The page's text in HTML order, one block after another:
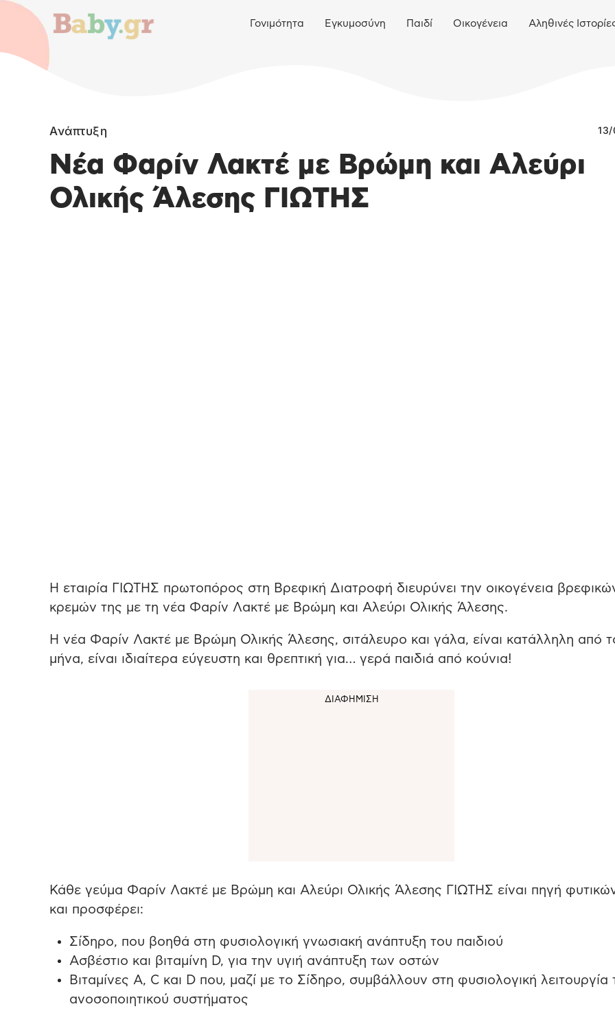
Γονιμότητα Εγκυμοσύνη Παιδί Οικογένεια Αληθινές
Ανάπτυξη
Nέα Φαρίν Λακτέ με Βρώμη και Αλεύρι
Ολικής Άλεσης ΓΙΩΤΗΣ
Η εταιρία ΓΙΩΤΗΣ πρωτοπόρος στη Βρεφική Διατροφή διευρύνει την οικογένεια
κρεμών της με τη νέα Φαρίν Λακτέ με Βρώμη και Αλεύρι Ολικής Άλεσης.
Η νέα Φαρίν Λακτέ με Βρώμη Ολικής Άλεσης, σιτάλευρο και γάλα, είναι κατάλληλη από
μήνα, είναι ιδιαίτερα εύγευστη και θρεπτική για… γερά παιδιά από κούνια!
Κάθε γεύμα Φαρίν Λακτέ με Βρώμη και Αλεύρι Ολικής Άλεσης ΓΙΩΤΗΣ είναι πηγή
και προσφέρει:
Σίδηρο, που βοηθά στη φυσιολογική γνωσιακή ανάπτυξη του παιδιού
Ασβέστιο και βιταμίνη D, για την υγιή ανάπτυξη των οστών
Βιταμίνες Α, C και D που, μαζί με το Σίδηρο, συμβάλλουν στη φυσιολογική λειτουργία
ανοσοποιητικού συστήματος